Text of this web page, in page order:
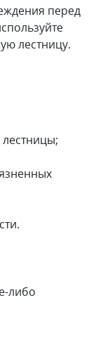
перед
лестницу.
либо